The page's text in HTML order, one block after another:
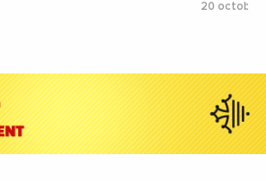
20 octobre